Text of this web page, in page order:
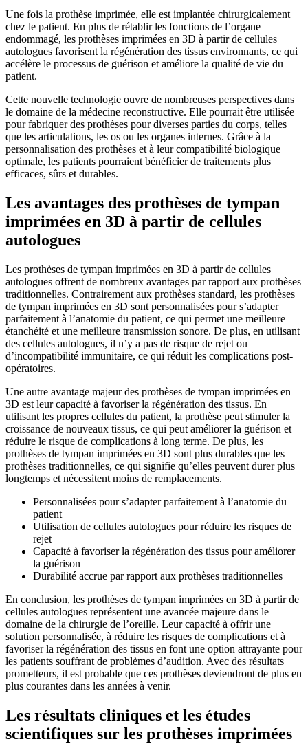
Une fois la prothèse imprimée, elle est implantée chirurgicalement
chez le patient. En plus de rétablir les fonctions de l’organe
endommagé, les prothèses imprimées en 3D à partir de cellules
autologues favorisent la régénération des tissus environnants, ce qui
accélère le processus de guérison et améliore la qualité de vie du
patient.
Cette nouvelle technologie ouvre de nombreuses perspectives dans
le domaine de la médecine reconstructive. Elle pourrait être utilisée
pour fabriquer des prothèses pour diverses parties du corps, telles
que les articulations, les os ou les organes internes. Grâce à la
personnalisation des prothèses et à leur compatibilité biologique
optimale, les patients pourraient bénéficier de traitements plus
efficaces, sûrs et durables.
Les avantages des prothèses de tympan
imprimées en 3D à partir de cellules
autologues
Les prothèses de tympan imprimées en 3D à partir de cellules
autologues offrent de nombreux avantages par rapport aux prothèses
traditionnelles. Contrairement aux prothèses standard, les prothèses
de tympan imprimées en 3D sont personnalisées pour s’adapter
parfaitement à l’anatomie du patient, ce qui permet une meilleure
étanchéité et une meilleure transmission sonore. De plus, en utilisant
des cellules autologues, il n’y a pas de risque de rejet ou
d’incompatibilité immunitaire, ce qui réduit les complications post-
opératoires.
Une autre avantage majeur des prothèses de tympan imprimées en
3D est leur capacité à favoriser la régénération des tissus. En
utilisant les propres cellules du patient, la prothèse peut stimuler la
croissance de nouveaux tissus, ce qui peut améliorer la guérison et
réduire le risque de complications à long terme. De plus, les
prothèses de tympan imprimées en 3D sont plus durables que les
prothèses traditionnelles, ce qui signifie qu’elles peuvent durer plus
longtemps et nécessitent moins de remplacements.
Personnalisées pour s’adapter parfaitement à l’anatomie du
patient
Utilisation de cellules autologues pour réduire les risques de
rejet
Capacité à favoriser la régénération des tissus pour améliorer
la guérison
Durabilité accrue par rapport aux prothèses traditionnelles
En conclusion, les prothèses de tympan imprimées en 3D à partir de
cellules autologues représentent une avancée majeure dans le
domaine de la chirurgie de l’oreille. Leur capacité à offrir une
solution personnalisée, à réduire les risques de complications et à
favoriser la régénération des tissus en font une option attrayante pour
les patients souffrant de problèmes d’audition. Avec des résultats
prometteurs, il est probable que ces prothèses deviendront de plus en
plus courantes dans les années à venir.
Les résultats cliniques et les études
scientifiques sur les prothèses imprimées